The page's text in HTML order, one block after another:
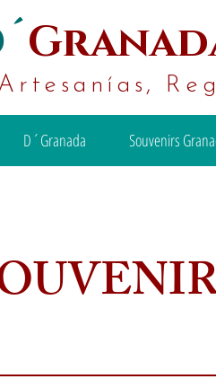
D´Granada Souvenirs